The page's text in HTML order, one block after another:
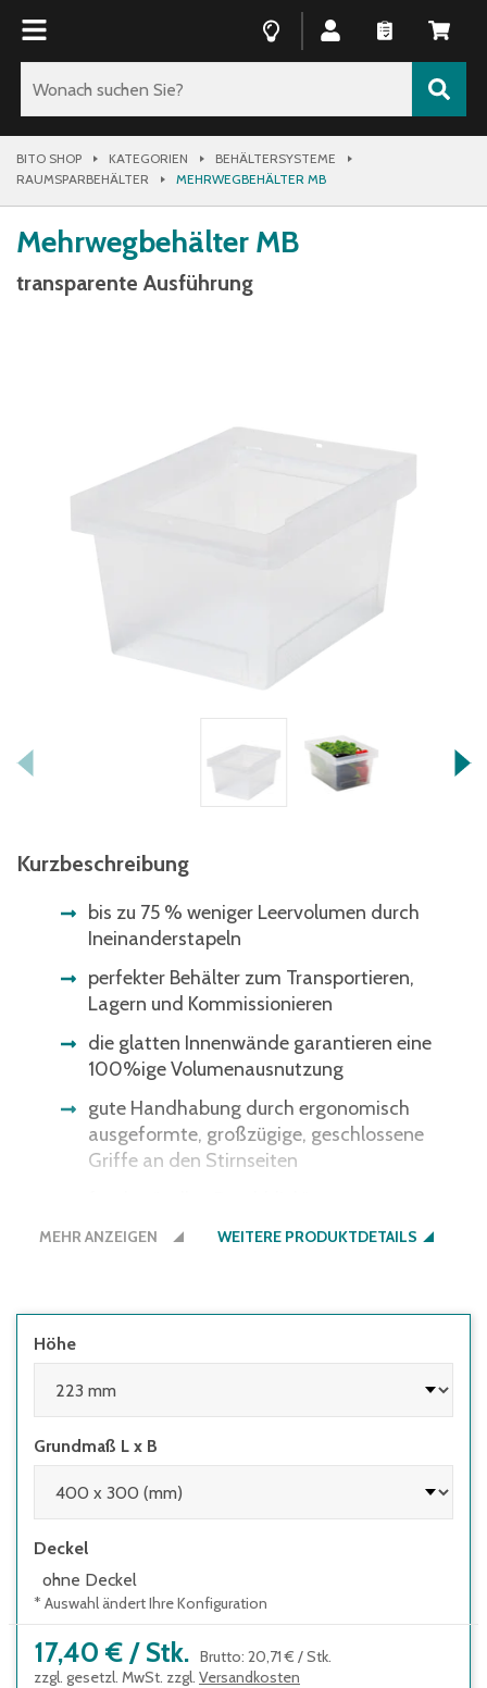
BITO SHOP KATEGORIEN
BEHÄLTERSYSTEME
RAUMSPARBEHÄLTER
MEHRWEGBEHÄLTER MB
Mehrwegbehälter MB
transparente Ausführung
Kurzbeschreibung
bis zu 75 % weniger Leervolumen durch
Ineinanderstapeln
perfekter Behälter zum Transportieren,
Lagern und Kommissionieren
die glatten Innenwände garantieren eine
100%ige Volumenausnutzung
gute Handhabung durch ergonomisch
ausgeformte, großzügige, geschlossene
Griffe an den Stirnseiten
MEHR ANZEIGEN WEITERE PRODUKTDETAILS
Höhe
Grundmaß L x B
Deckel
ohne Deckel
* Auswahl ändert Ihre Konfiguration
17,40 € / Stk. Brutto: 20,71 € /Stk.
zzgl. gesetzl. MwSt. zzgl. Versandkosten